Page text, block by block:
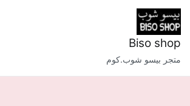
تخطى
إلى
المحتوى
Biso shop
متجر بيسو شوب.كوم